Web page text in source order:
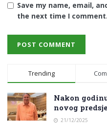
Save my name, email,
the next time I comment.
Trending
Nakon
novog
21/12/2025